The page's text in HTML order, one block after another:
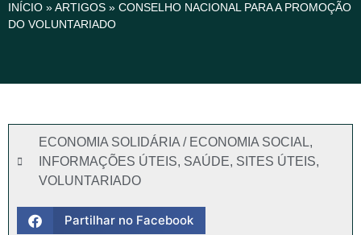
INÍCIO »ARTIGOS » CONSELHO NACIONAL PARA A PROMOÇÃO
DO VOLUNTARIADO
ECONOMIA SOLIDÁRIA / ECONOMIA SOCIAL,
INFORMAÇÕES ÚTEIS, SAÚDE, SITES ÚTEIS,
VOLUNTARIADO
Partilhar no Facebook